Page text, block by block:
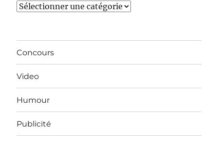
Catégories
Concours
Video
Humour
Publicité